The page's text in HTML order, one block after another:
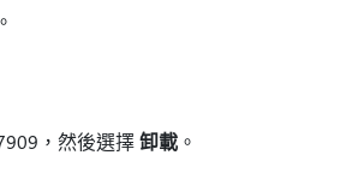
。
，然後選擇卸載。